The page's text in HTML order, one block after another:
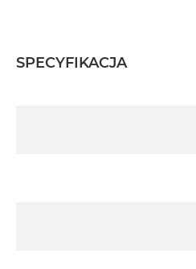
iMac jest nowy
Posiada pełną, 12
ten temat uzyskają
SPECYFIKACJA